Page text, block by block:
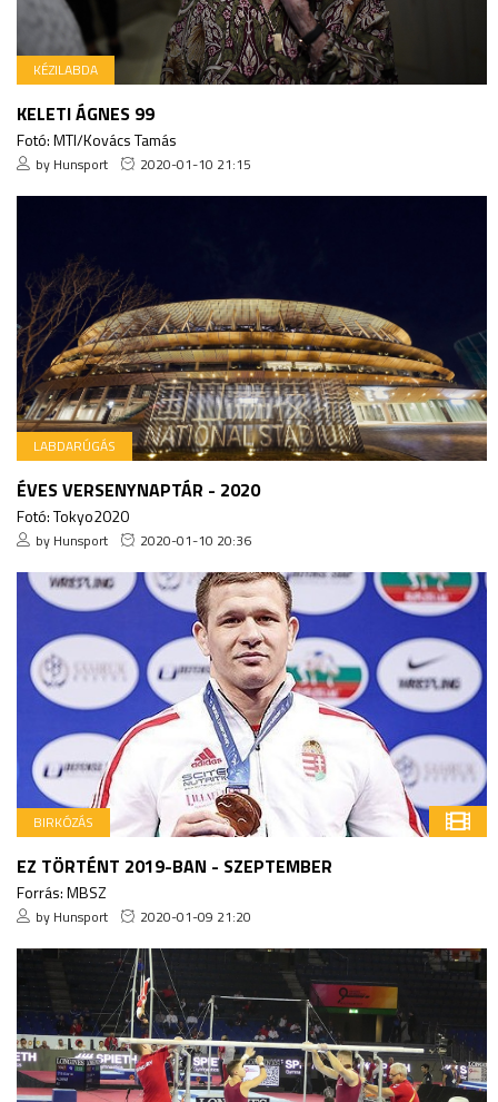
KÉZILABDA
KELETI ÁGNES 99
Fotó: MTI/Kovács Tamás
by Hunsport 2020-01-10 21:15
LABDARÚGÁS
ÉVES VERSENYNAPTÁR - 2020
Fotó: Tokyo2020
by Hunsport 2020-01-10 20:36
BIRKÓZÁS
EZ TÖRTÉNT 2019-BAN - SZEPTEMBER
Forrás: MBSZ
by Hunsport 2020-01-09 21:20